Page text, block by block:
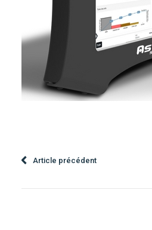
Article précédent